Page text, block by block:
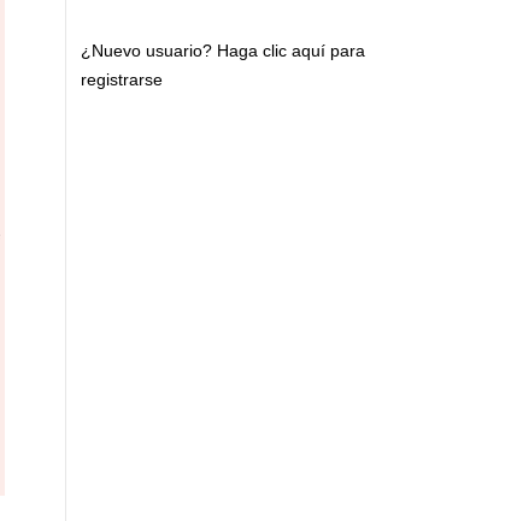
¿Nuevo usuario? Haga clic aquí para
registrarse